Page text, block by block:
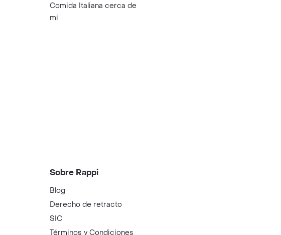
Comida Italiana cerca de
mi
Sobre Rappi
Blog
Derecho de retracto
SIC
Términos y Condiciones